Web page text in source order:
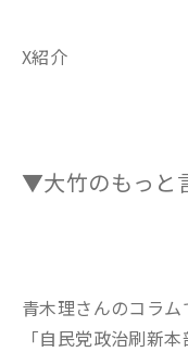
X紹介
▼大竹のもっと
青木理さんのコラム
「自民党政治刷新